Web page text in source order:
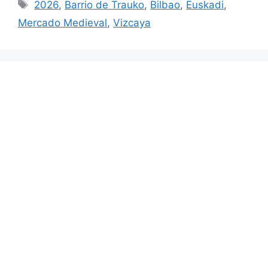
Etiquetas
2026, Barrio de Trauko, Bilbao, Euskadi,
Mercado Medieval, Vizcaya